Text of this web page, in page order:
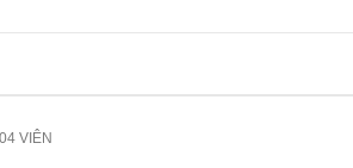
VIÊN